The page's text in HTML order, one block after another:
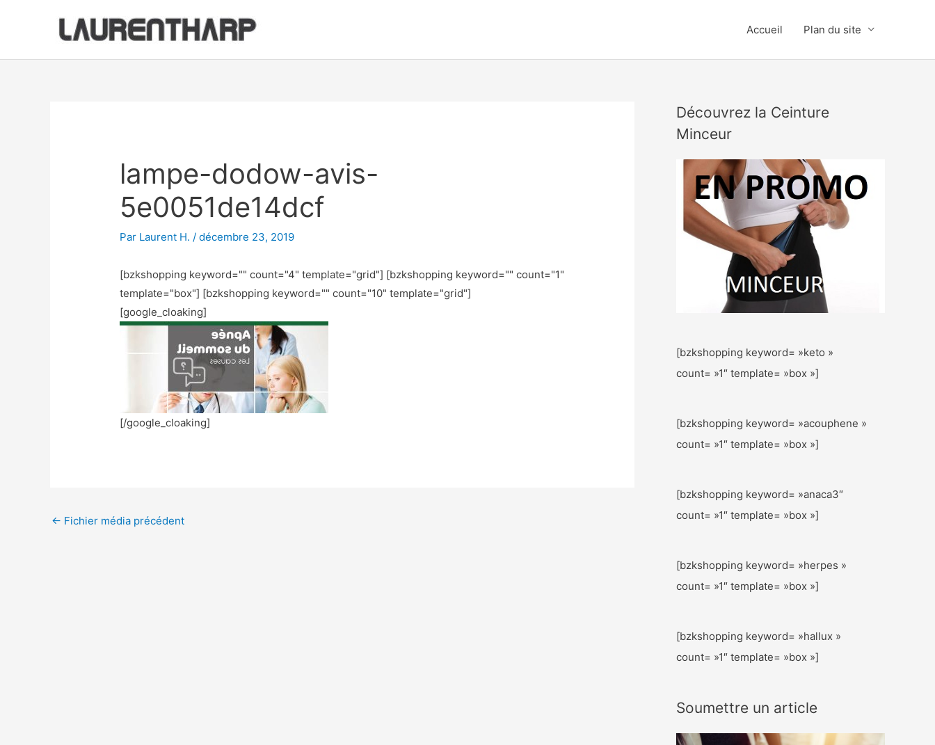
Accueil Plan du site
lampe-dodow-avis-
5e0051de14dcf
Par Laurent H./décembre 23, 2019
[bzkshopping keyword="" count="4" template="grid"] [bzkshopping keyword="" count="1"
template="box"] [bzkshopping keyword="" count="10" template="grid"]
[google_cloaking]
[/google_cloaking]
← Fichier média précédent
Découvrez la Ceinture
Minceur
[bzkshopping keyword= »keto »
count= »1″ template= »box »]
[bzkshopping keyword= »acouphene »
count= »1″ template= »box »]
[bzkshopping keyword= »anaca3″
count= »1″ template= »box »]
[bzkshopping keyword= »herpes »
count= »1″ template= »box »]
[bzkshopping keyword= »hallux »
count= »1″ template= »box »]
Soumettre un article